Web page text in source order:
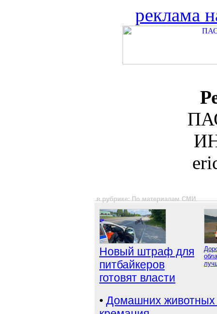
реклама
в рубрике: По материалам СМИ
Новый штраф для
питбайкеров
готовят власти
• Домашних животных